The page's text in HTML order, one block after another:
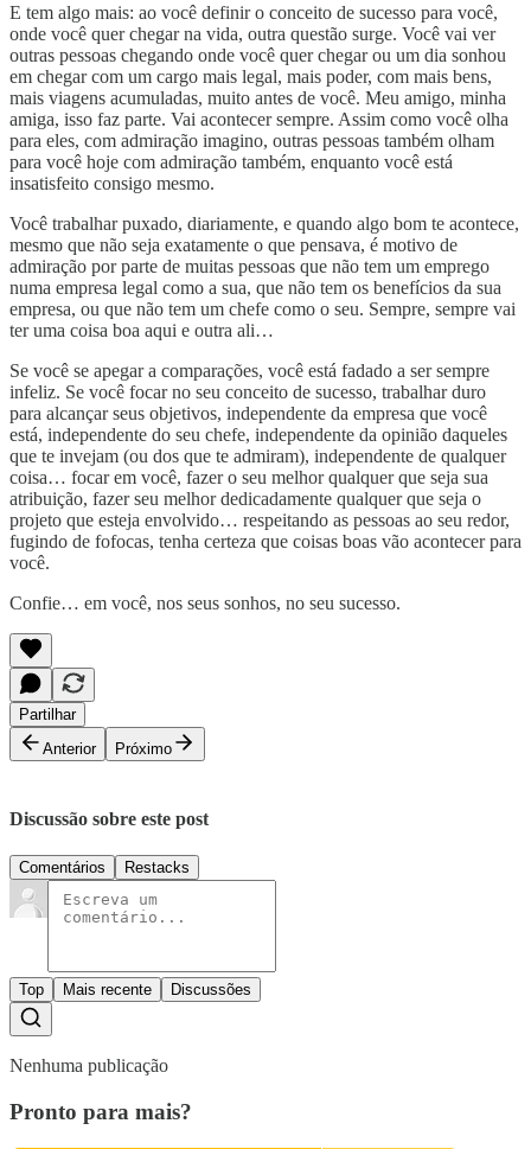
E tem algo mais: ao você definir o conceito de sucesso para você,
onde você quer chegar na vida, outra questão surge. Você vai ver
outras pessoas chegando onde você quer chegar ou um dia sonhou
em chegar com um cargo mais legal, mais poder, com mais bens,
mais viagens acumuladas, muito antes de você. Meu amigo, minha
amiga, isso faz parte. Vai acontecer sempre. Assim como você olha
para eles, com admiração imagino, outras pessoas também olham
para você hoje com admiração também, enquanto você está
insatisfeito consigo mesmo.
Você trabalhar puxado, diariamente, e quando algo bom te acontece,
mesmo que não seja exatamente o que pensava, é motivo de
admiração por parte de muitas pessoas que não tem um emprego
numa empresa legal como a sua, que não tem os benefícios da sua
empresa, ou que não tem um chefe como o seu. Sempre, sempre vai
ter uma coisa boa aqui e outra ali…
Se você se apegar a comparações, você está fadado a ser sempre
infeliz. Se você focar no seu conceito de sucesso, trabalhar duro
para alcançar seus objetivos, independente da empresa que você
está, independente do seu chefe, independente da opinião daqueles
que te invejam (ou dos que te admiram), independente de qualquer
coisa… focar em você, fazer o seu melhor qualquer que seja sua
atribuição, fazer seu melhor dedicadamente qualquer que seja o
projeto que esteja envolvido… respeitando as pessoas ao seu redor,
fugindo de fofocas, tenha certeza que coisas boas vão acontecer para
você.
Confie… em você, nos seus sonhos, no seu sucesso.
Partilhar
Anterior
Próximo
Discussão sobre este post
Comentários Restacks
Top Mais recente Discussões
Nenhuma publicação
Pronto para mais?